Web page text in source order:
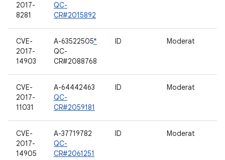
2017-
8281
QC-
CR#2015892
CVE-
2017-
14903
A-63522505*
QC-
CR#2088768
ID Moderat
CVE-
2017-
11031
A-64442463
QC-
CR#2059181
ID Moderat
CVE-
2017-
14905
A-37719782
QC-
CR#2061251
ID Moderat